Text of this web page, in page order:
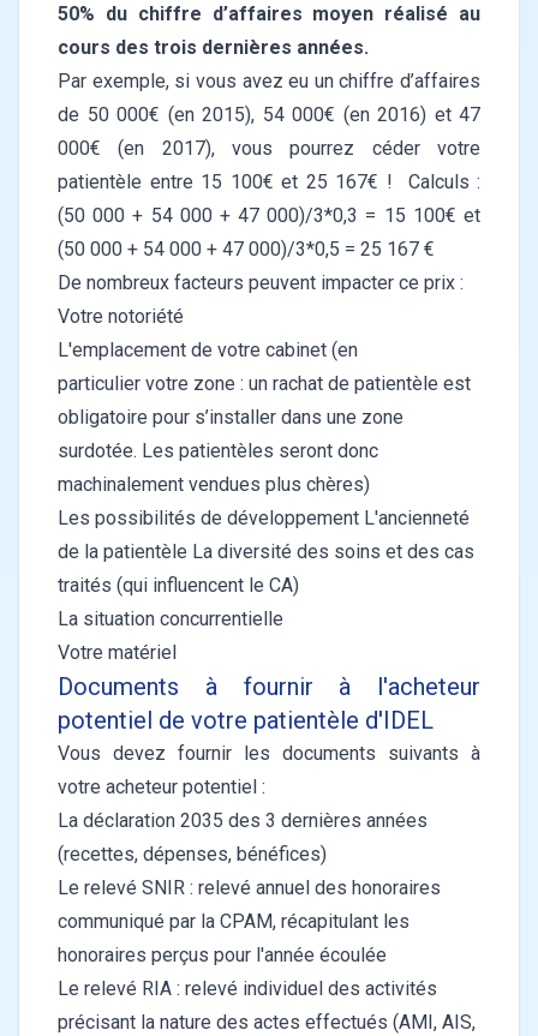
50% du chiffre d’affaires moyen réalisé au
cours des trois dernières années.
Par exemple, si vous avez eu un chiffre d’affaires
de 50 000€ (en 2015), 54 000€ (en 2016) et 47
000€ (en 2017), vous pourrez céder votre
patientèle entre 15 100€ et 25 167€ ! Calculs :
(50 000 + 54 000 + 47 000)/3*0,3 = 15 100€ et
(50 000 + 54 000 + 47 000)/3*0,5 = 25 167 €
De nombreux facteurs peuvent impacter ce prix :
Votre notoriété
L'emplacement de votre cabinet (en
particulier votre zone : un rachat de patientèle est
obligatoire pour s’installer dans une zone
surdotée. Les patientèles seront donc
machinalement vendues plus chères)
Les possibilités de développement L'ancienneté
de la patientèle La diversité des soins et des cas
traités (qui influencent le CA)
La situation concurrentielle
Votre matériel
Documents à fournir à l'acheteur
potentiel de votre patientèle d'IDEL
Vous devez fournir les documents suivants à
votre acheteur potentiel :
La déclaration 2035 des 3 dernières années
(recettes, dépenses, bénéfices)
Le relevé SNIR : relevé annuel des honoraires
communiqué par la CPAM, récapitulant les
honoraires perçus pour l'année écoulée
Le relevé RIA : relevé individuel des activités
précisant la nature des actes effectués (AMI, AIS,